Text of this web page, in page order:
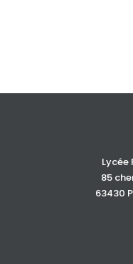
Lycée
85
63430